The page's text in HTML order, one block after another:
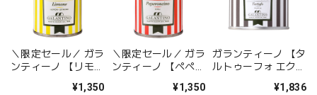
＼限定セール／ ガラ
ンティーノ 【リモー
ージン・オリーブオ
¥1,350
＼限定セール／ ガラ
ンティーノ 【ペペロ
ラ・ヴァージン・オ
¥1,350
ガランティーノ 【タ
ルトゥーフォ エクス
オリーブオイル】
¥1,836